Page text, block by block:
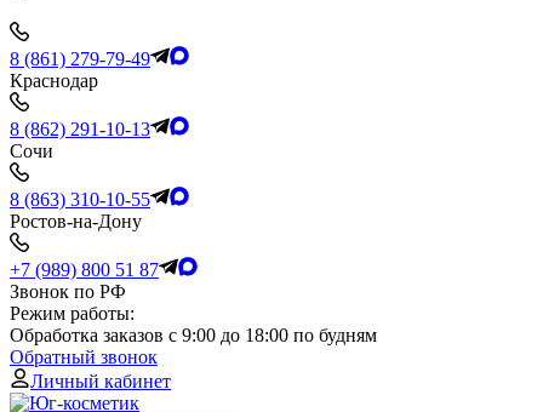
8 (861) 279-79-49
Краснодар
8 (862) 291-10-13
Сочи
8 (863) 310-10-55
Ростов-на-Дону
+7 (989) 800 51 87
Звонок по РФ
Режим работы:
Обработка заказов с 9:00 до 18:00 по будням
Обратный звонок
Личный кабинет